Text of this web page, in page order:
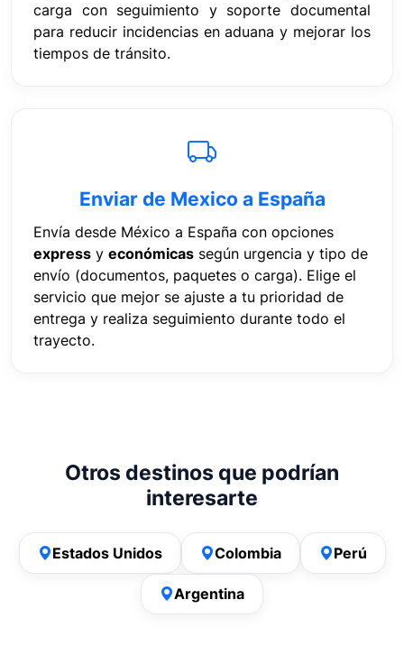
carga con seguimiento y soporte documental
para reducir incidencias en aduana y mejorar los
tiempos de tránsito.
Enviar de Mexico a España
Envía desde México a España con opciones
express y económicas según urgencia y tipo de
envío (documentos, paquetes o carga). Elige el
servicio que mejor se ajuste a tu prioridad de
entrega y realiza seguimiento durante todo el
trayecto.
Otros destinos que podrían
interesarte
Estados Unidos Colombia Perú
Argentina